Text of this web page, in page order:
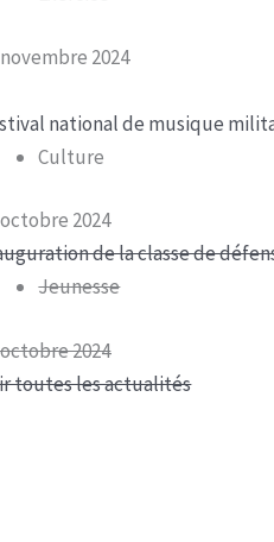
2024
national de musique
Culture
2024
de la classe de
Jeunesse
2024
toutes les actualités